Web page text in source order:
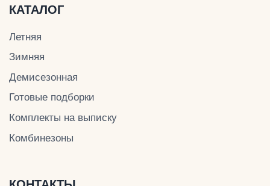
ИНН 504011454078